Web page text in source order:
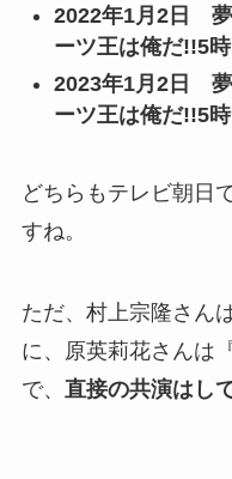
2022年1月2日 夢
ーツ王は俺だ!!5
2023年1月2日 夢
ーツ王は俺だ!!5
どちらもテレビ朝日
すね。
ただ、村上宗隆さん
に、原英莉花さんは
で、 直接の共演はし